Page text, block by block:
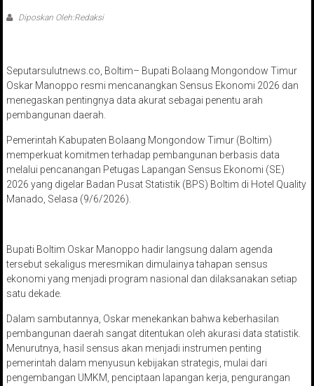
Diposkan Oleh:Redaksi
Seputarsulutnews.co, Boltim– Bupati Bolaang Mongondow Timur
Oskar Manoppo resmi mencanangkan Sensus Ekonomi 2026 dan
menegaskan pentingnya data akurat sebagai penentu arah
pembangunan daerah.
Pemerintah Kabupaten Bolaang Mongondow Timur (Boltim)
memperkuat komitmen terhadap pembangunan berbasis data
melalui pencanangan Petugas Lapangan Sensus Ekonomi (SE)
2026 yang digelar Badan Pusat Statistik (BPS) Boltim di Hotel Quality
Manado, Selasa (9/6/2026).
Bupati Boltim Oskar Manoppo hadir langsung dalam agenda
tersebut sekaligus meresmikan dimulainya tahapan sensus
ekonomi yang menjadi program nasional dan dilaksanakan setiap
satu dekade.
Dalam sambutannya, Oskar menekankan bahwa keberhasilan
pembangunan daerah sangat ditentukan oleh akurasi data statistik.
Menurutnya, hasil sensus akan menjadi instrumen penting
pemerintah dalam menyusun kebijakan strategis, mulai dari
pengembangan UMKM, penciptaan lapangan kerja, pengurangan